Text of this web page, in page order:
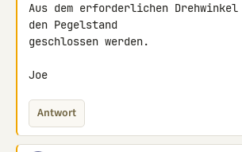
Aus dem erforderlichen
den Pegelstand
geschlossen werden.
Joe
Antwort